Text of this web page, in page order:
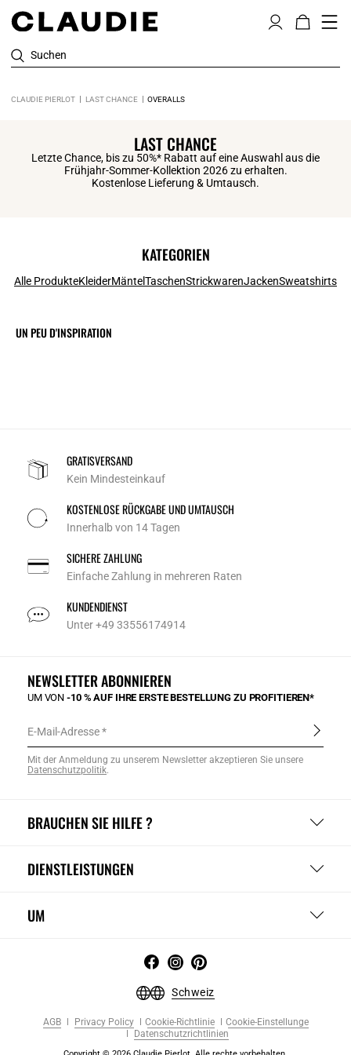
Suchen
CLAUDIE PIERLOT LAST CHANCE OVERALLS
LAST CHANCE
Letzte Chance, bis zu 50%* Rabatt auf eine Auswahl aus die
Frühjahr-Sommer-Kollektion 2026 zu erhalten.
Kostenlose Lieferung & Umtausch.
KATEGORIEN
Alle ProdukteKleiderMäntelTaschenStrickwarenJackenSweatshirts
UN PEU D'INSPIRATION
GRATISVERSAND
Kein Mindesteinkauf
KOSTENLOSE RÜCKGABE UND UMTAUSCH
Innerhalb von 14 Tagen
SICHERE ZAHLUNG
Einfache Zahlung in mehreren Raten
KUNDENDIENST
Unter +49 33556174914
BRAUCHEN SIE HILFE ?
DIENSTLEISTUNGEN
UM
NEWSLETTER ABONNIEREN
UM VON-10 % AUF IHRE ERSTE BESTELLUNG ZU PROFITIEREN*
E-Mail-Adresse
Mit der Anmeldung zu unserem Newsletter akzeptieren Sie unsere
Datenschutzpolitik.
Schweiz
AGB Privacy Policy Cookie-Richtlinie
Cookie-Einstellunge
Datenschutzrichtlinien